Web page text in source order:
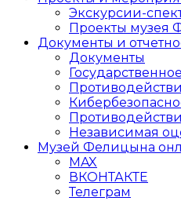
Экскурсии-
Проекты музея
Документы и
Документы
Независимая
Музей Фелицына
MAX
ВКОНТАКТЕ
Телеграм